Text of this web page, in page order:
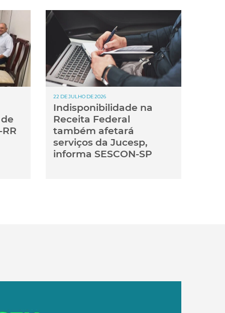
22 DE JULHO DE 2026
Indisponibilidade na
Receita Federal
também afetará
serviços da Jucesp,
informa SESCON-SP